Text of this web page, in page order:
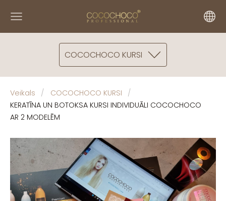
COCOCHOCO KURSI
Veikals
COCOCHOCO KURSI
KERATĪNA UN BOTOKSA KURSI INDIVIDUĀLI COCOCHOCO
AR 2 MODELĒM